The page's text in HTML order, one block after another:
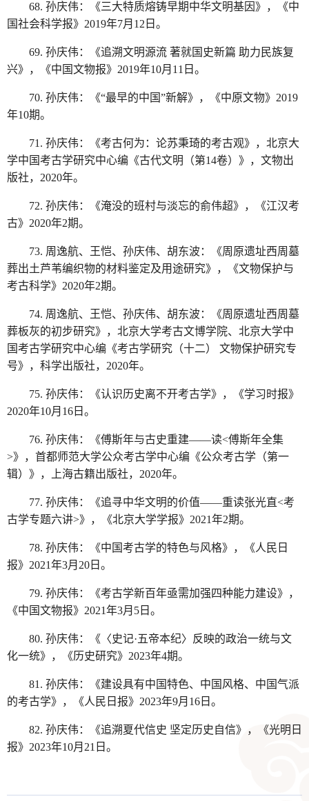
68. 孙庆伟：《三大特质熔铸早期中华文明基因》，《中
国社会科学报》2019年7月12日。
69. 孙庆伟：《追溯文明源流 著就国史新篇 助力民族复
兴》，《中国文物报》2019年10月11日。
70. 孙庆伟：《“最早的中国”新解》，《中原文物》2019
年10期。
71. 孙庆伟：《考古何为：论苏秉琦的考古观》，北京大
学中国考古学研究中心编《古代文明（第14卷）》，文物出
版社，2020年。
72. 孙庆伟：《淹没的班村与淡忘的俞伟超》，《江汉考
古》2020年2期。
73. 周逸航、王恺、孙庆伟、胡东波：《周原遗址西周墓
葬出土芦苇编织物的材料鉴定及用途研究》，《文物保护与
考古科学》2020年2期。
74. 周逸航、王恺、孙庆伟、胡东波：《周原遗址西周墓
葬板灰的初步研究》，北京大学考古文博学院、北京大学中
国考古学研究中心编《考古学研究（十二） 文物保护研究专
号》，科学出版社，2020年。
75. 孙庆伟：《认识历史离不开考古学》，《学习时报》
2020年10月16日。
76. 孙庆伟：《傅斯年与古史重建——读<傅斯年全集
>》，首都师范大学公众考古学中心编《公众考古学（第一
辑）》，上海古籍出版社，2020年。
77. 孙庆伟：《追寻中华文明的价值——重读张光直<考
古学专题六讲>》，《北京大学学报》2021年2期。
78. 孙庆伟：《中国考古学的特色与风格》，《人民日
报》2021年3月20日。
79. 孙庆伟：《考古学新百年亟需加强四种能力建设》，
《中国文物报》2021年3月5日。
80. 孙庆伟：《〈史记·五帝本纪〉反映的政治一统与文
化一统》，《历史研究》2023年4期。
81. 孙庆伟：《建设具有中国特色、中国风格、中国气派
的考古学》，《人民日报》2023年9月16日。
82. 孙庆伟：《追溯夏代信史 坚定历史自信》，《光明日
报》2023年10月21日。